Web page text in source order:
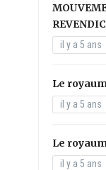
il y a 5 ans
Le
il y a 5 ans
Le
il y a 5 ans